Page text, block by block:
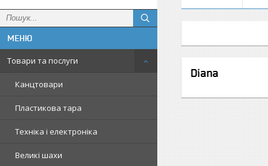
Товари та послуги
Канцтовари
Пластикова тара
Техніка і електроніка
Великі шахи
Diana